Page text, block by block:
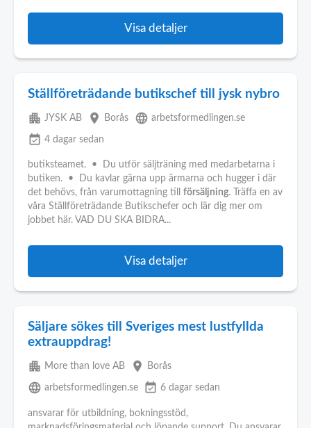
Visa detaljer
Ställföreträdande butikschef till jysk nybro
apartment JYSK AB place Borås language arbetsformedlingen.se
event_available 4 dagar sedan
butiksteamet. • Du utför säljträning med medarbetarna i
butiken. • Du kavlar gärna upp ärmarna och hugger i där
det behövs, från varumottagning till försäljning. Träffa en av
våra Ställföreträdande Butikschefer och lär dig mer om
jobbet här. VAD DU SKA BIDRA...
Visa detaljer
Säljare sökes till Sveriges mest lustfyllda
extrauppdrag!
apartment More than love AB place Borås
language arbetsformedlingen.se event_available 6 dagar sedan
ansvarar för utbildning, bokningsstöd,